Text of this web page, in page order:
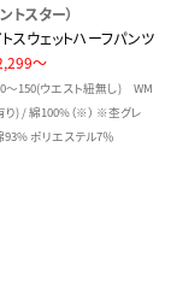
トスター）
スウェットハーフパンツ
～
～150(ウエスト紐無し) WM
り) / 綿100%（※） ※杢グレ
93% ポリエステル7％